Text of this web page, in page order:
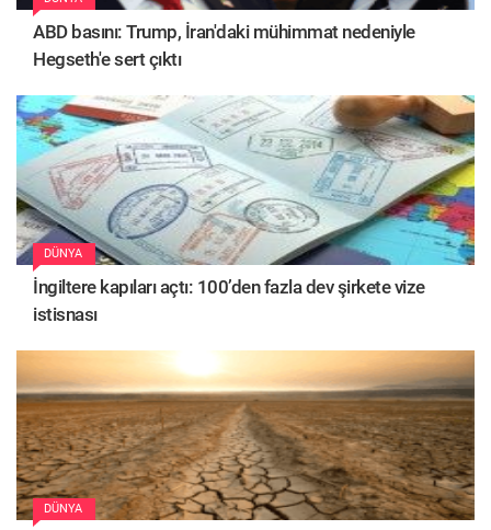
ABD basını: Trump, İran'daki mühimmat nedeniyle
Hegseth'e sert çıktı
DÜNYA
İngiltere kapıları açtı: 100’den fazla dev şirkete vize
istisnası
DÜNYA